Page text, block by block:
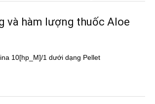
và hàm lượng thuốc Aloe
10[hp_M]/1 dưới dạng Pellet